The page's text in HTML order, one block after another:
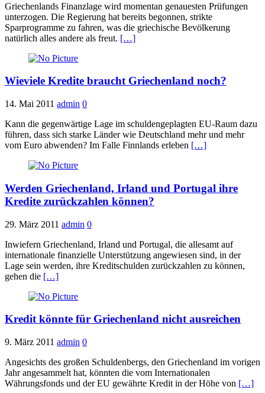
Griechenlands Finanzlage wird momentan genauesten Prüfungen
unterzogen. Die Regierung hat bereits begonnen, strikte
Sparprogramme zu fahren, was die griechische Bevölkerung
natürlich alles andere als freut. […]
Wieviele Kredite braucht Griechenland noch?
14. Mai 2011 admin 0
Kann die gegenwärtige Lage im schuldengeplagten EU-Raum dazu
führen, dass sich starke Länder wie Deutschland mehr und mehr
vom Euro abwenden? Im Falle Finnlands erleben […]
Werden Griechenland, Irland und Portugal ihre
Kredite zurückzahlen können?
29. März 2011 admin 0
Inwiefern Griechenland, Irland und Portugal, die allesamt auf
internationale finanzielle Unterstützung angewiesen sind, in der
Lage sein werden, ihre Kreditschulden zurückzahlen zu können,
gehen die […]
Kredit könnte für Griechenland nicht ausreichen
9. März 2011 admin 0
Angesichts des großen Schuldenbergs, den Griechenland im vorigen
Jahr angesammelt hat, könnten die vom Internationalen
Währungsfonds und der EU gewährte Kredit in der Höhe von […]